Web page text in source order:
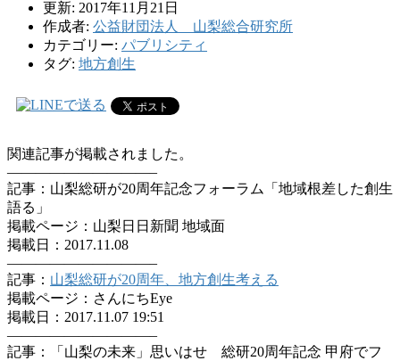
更新: 2017年11月21日
作成者: 公益財団法人 山梨総合研究所
カテゴリー: パブリシティ
タグ: 地方創生
関連記事が掲載されました。
——————————–
記事：山梨総研が20周年記念フォーラム「地域根差した創生
語る」
掲載ページ：山梨日日新聞 地域面
掲載日：2017.11.08
——————————–
記事： 山梨総研が20周年、地方創生考える
掲載ページ：さんにちEye
掲載日：2017.11.07 19:51
——————————–
記事：「山梨の未来」思いはせ 総研20周年記念 甲府でフ